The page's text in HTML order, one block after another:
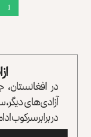
1
در افغانستان،
آزادی‌های
در برابر سرکوب